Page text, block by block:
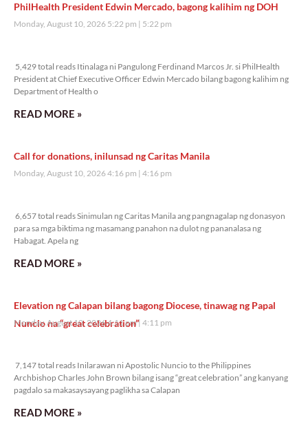
PhilHealth President Edwin Mercado, bagong kalihim ng DOH
Monday, August 10, 2026 5:22 pm 5:22 pm
5,429 total reads Itinalaga ni Pangulong Ferdinand Marcos Jr. si PhilHealth
President at Chief Executive Officer Edwin Mercado bilang bagong kalihim ng
Department of Health o
READ MORE »
Call for donations, inilunsad ng Caritas Manila
Monday, August 10, 2026 4:16 pm 4:16 pm
6,657 total reads Sinimulan ng Caritas Manila ang pangnagalap ng donasyon
para sa mga biktima ng masamang panahon na dulot ng pananalasa ng
Habagat. Apela ng
READ MORE »
Elevation ng Calapan bilang bagong Diocese, tinawag ng Papal
Nuncio na “great celebration”
Monday, August 10, 2026 4:11 pm 4:11 pm
7,147 total reads Inilarawan ni Apostolic Nuncio to the Philippines
Archbishop Charles John Brown bilang isang “great celebration” ang kanyang
pagdalo sa makasaysayang paglikha sa Calapan
READ MORE »